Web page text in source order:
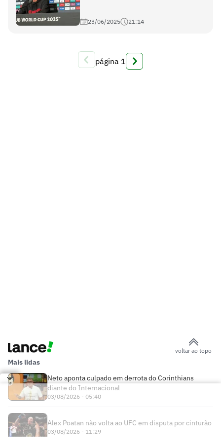
23/06/2025 21:14
página 1
voltar ao topo
Mais lidas
Neto aponta culpado em derrota do Corinthians
diante do Internacional
03/08/2026 - 05:40
Alex Poatan não volta ao UFC em disputa por cinturão
03/08/2026 - 11:29